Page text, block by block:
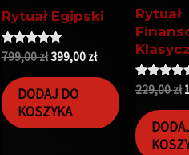
Rytuał Egipski
Oceniono
5.00
na 5
799,00zł399,00 zł
DODAJ DO
KOSZYKA
Rytuał
Oceniono
5.00
na 5
229,00zł